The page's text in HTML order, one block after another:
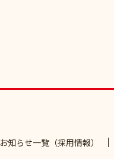
お知らせ一覧（採用情報）